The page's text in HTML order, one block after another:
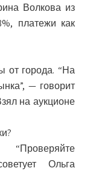
Волкова из
платежи как
от города. “На
— говорит
на аукционе
Ольга